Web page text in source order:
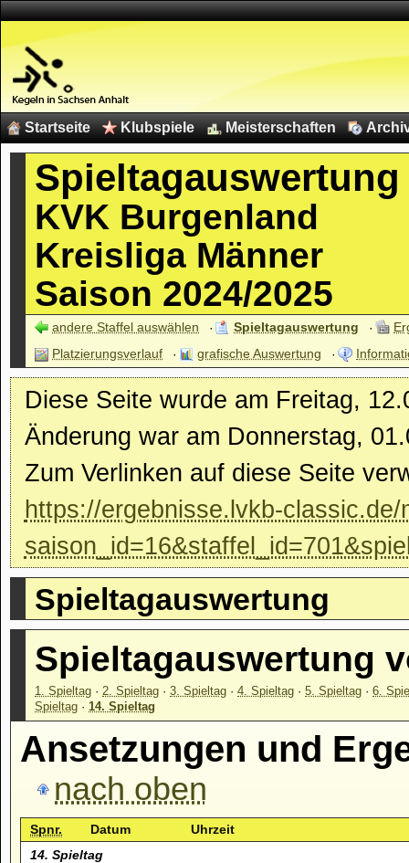
Startseite Klubspiele Meisterschaften
Spieltagauswertung
KVK Burgenland
Kreisliga Männer
Saison 2024/2025
andere Staffel auswählen Spieltagauswertung
Platzierungsverlauf
grafische Auswertung
Diese Seite wurde am Freitag,
Änderung war am Donnerstag,
Zum Verlinken auf diese Seite
https://ergebnisse.lvkb-
Spieltagauswertung
Spieltagauswertung
1. Spieltag · 2. Spieltag · 3. Spieltag · 4. Spieltag · 5. Spieltag · 6.
Spieltag · 14. Spieltag
Ansetzungen und
nach oben
Spnr. Datum
Uhrzeit
14. Spieltag